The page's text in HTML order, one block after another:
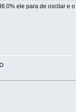
ele para de oscilar e